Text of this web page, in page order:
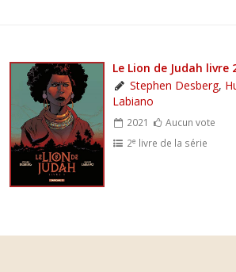
Le Lion de Judah livre
Stephen Desberg,
Labiano
2021
Aucun vote
2e livre de la série